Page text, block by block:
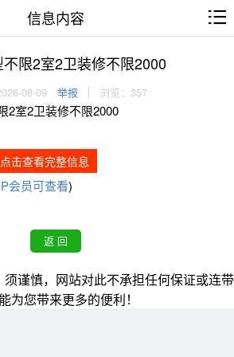
信息内容
限2室2卫装修不限2000
08-09 举报 浏览：357
2室2卫装修不限2000
点击查看完整信息
会员可查看)
谨慎，网站对此不承担任何保证或连带
为您带来更多的便利！